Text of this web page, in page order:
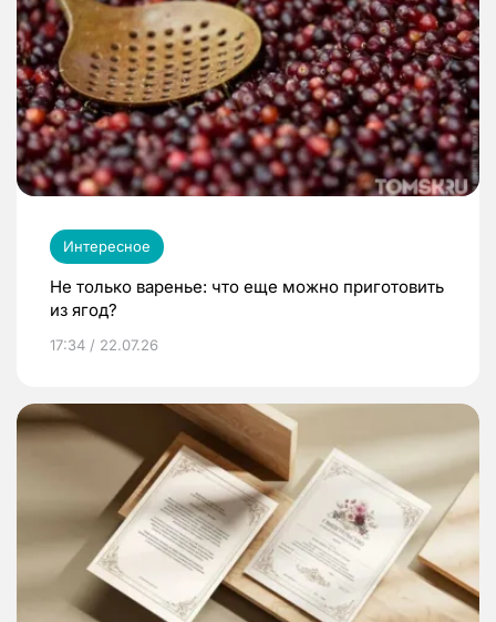
Интересное
Не только варенье: что еще можно приготовить
из ягод?
17:34 / 22.07.26